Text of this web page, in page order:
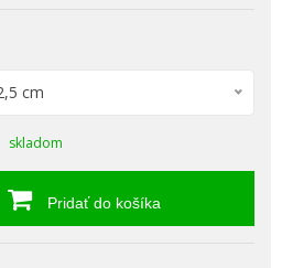
cm
skladom
Pridať do košíka